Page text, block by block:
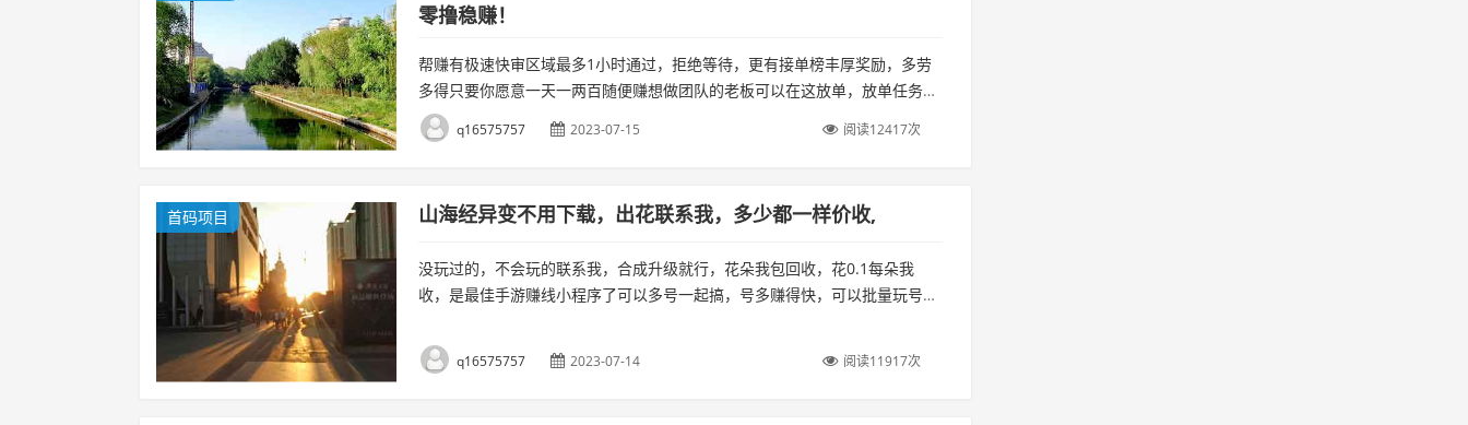
零撸稳赚！
帮赚有极速快审区域最多1小时通过，拒绝等待，更有接单榜丰厚奖励，多劳
多得只要你愿意一天一两百随便赚想做团队的老板可以在这放单，放单任务多
人做除了接单，推广奖励更加丰厚，还有申请成为掌门人获得更高的永久分成
奖励躺赚。新...
q16575757 2023-07-15 阅读12417次
首码项目 山海经异变不用下载，出花联系我，多少都一样价收,
没玩过的，不会玩的联系我，合成升级就行，花朵我包回收，花0.1每朵我
收，是最佳手游赚线小程序了可以多号一起搞，号多赚得快，可以批量玩号搬
玩，不用下载，...
q16575757 2023-07-14 阅读11917次